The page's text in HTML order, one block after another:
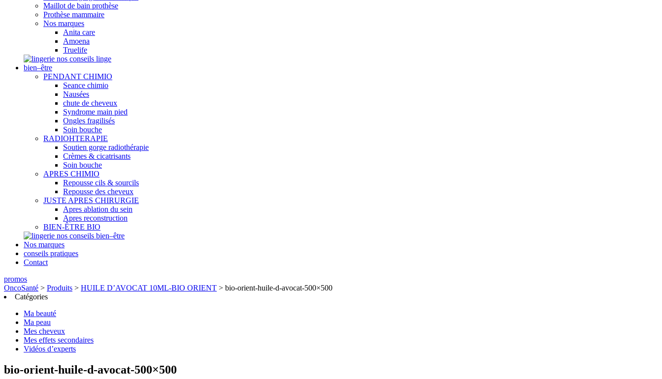
Maillot de bain prothèse
Prothèse mammaire
Nos marques
Anita care
Amoena
Truelife
nos conseils linge
bien–être
PENDANT CHIMIO
Seance chimio
Nausées
chute de cheveux
Syndrome main pied
Ongles fragilisés
Soin bouche
RADIOHTERAPIE
Soutien gorge radiothérapie
Crèmes & cicatrisants
Soin bouche
APRES CHIMIO
Repousse cils & sourcils
Repousse des cheveux
JUSTE APRES CHIRURGIE
Apres ablation du sein
Apres reconstruction
BIEN-ÊTRE BIO
nos conseils bien–être
Nos marques
conseils pratiques
Contact
promos
OncoSanté > Produits > HUILE D’AVOCAT 10ML-BIO ORIENT > bio-orient-huile-d-avocat-500×500
Catégories
Ma beauté
Ma peau
Mes cheveux
Mes effets secondaires
Vidéos d’experts
bio-orient-huile-d-avocat-500×500